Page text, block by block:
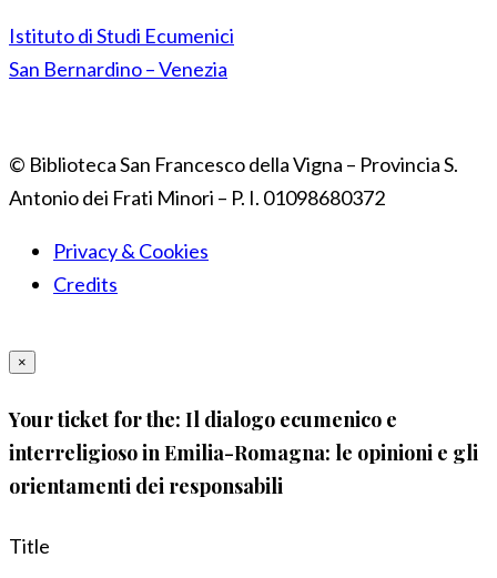
Istituto di Studi Ecumenici
San Bernardino – Venezia
© Biblioteca San Francesco della Vigna – Provincia S.
Antonio dei Frati Minori – P. I. 01098680372
Privacy & Cookies
Credits
×
Your ticket for the: Il dialogo ecumenico e
interreligioso in Emilia-Romagna: le opinioni e gli
orientamenti dei responsabili
Title